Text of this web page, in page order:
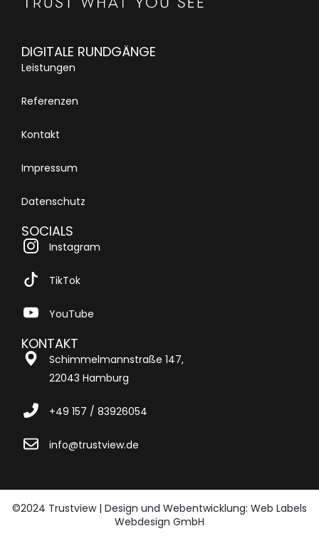
DIGITALE RUNDGÄNGE
Leistungen
Referenzen
Kontakt
Impressum
Datenschutz
SOCIALS
Instagram
TikTok
YouTube
KONTAKT
Schimmelmannstraße 147,
22043 Hamburg
+49 157 / 83926054
info@trustview.de
©2024 Trustview | Design und Webentwicklung: Web Labels
Webdesign GmbH